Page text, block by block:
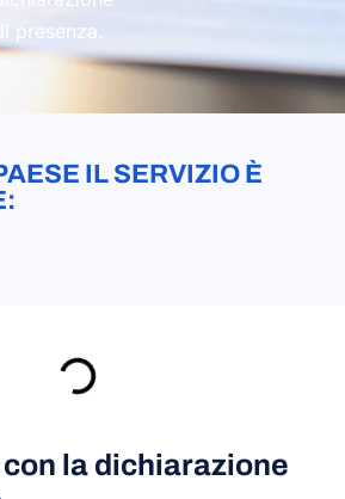
presenza.
IL SERVIZIO È
la dichiarazione